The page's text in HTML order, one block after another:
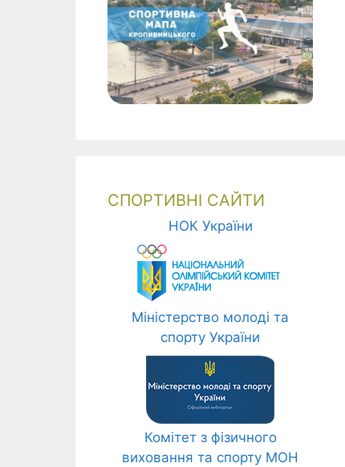
СПОРТИВНІ САЙТИ
НОК України
Міністерство молоді та
спорту України
Комітет з фізичного
виховання та спорту МОН